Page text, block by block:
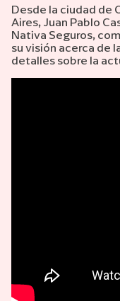
Desde la ciudad de
Aires, Juan Pablo
Nativa Seguros,
su visión acerca de
detalles sobre la